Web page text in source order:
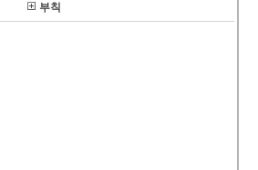
부칙